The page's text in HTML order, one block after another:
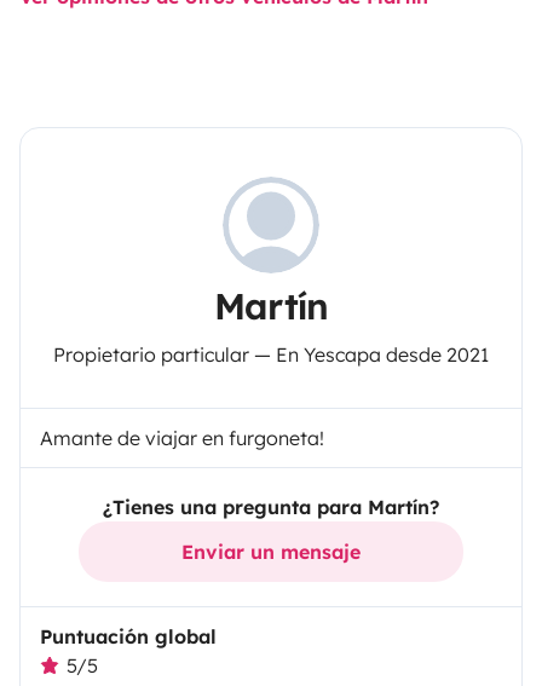
Martín
Propietario particular — En Yescapa desde 2021
Amante de viajar en furgoneta!
¿Tienes una pregunta para Martín?
Enviar un mensaje
Puntuación global
5/5